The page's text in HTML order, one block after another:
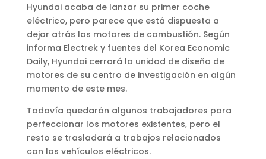
Hyundai acaba de lanzar su primer coche
eléctrico, pero parece que está dispuesta a
dejar atrás los motores de combustión. Según
informa Electrek y fuentes del Korea Economic
Daily, Hyundai cerrará la unidad de diseño de
motores de su centro de investigación en algún
momento de este mes.
Todavía quedarán algunos trabajadores para
perfeccionar los motores existentes, pero el
resto se trasladará a trabajos relacionados
con los vehículos eléctricos.